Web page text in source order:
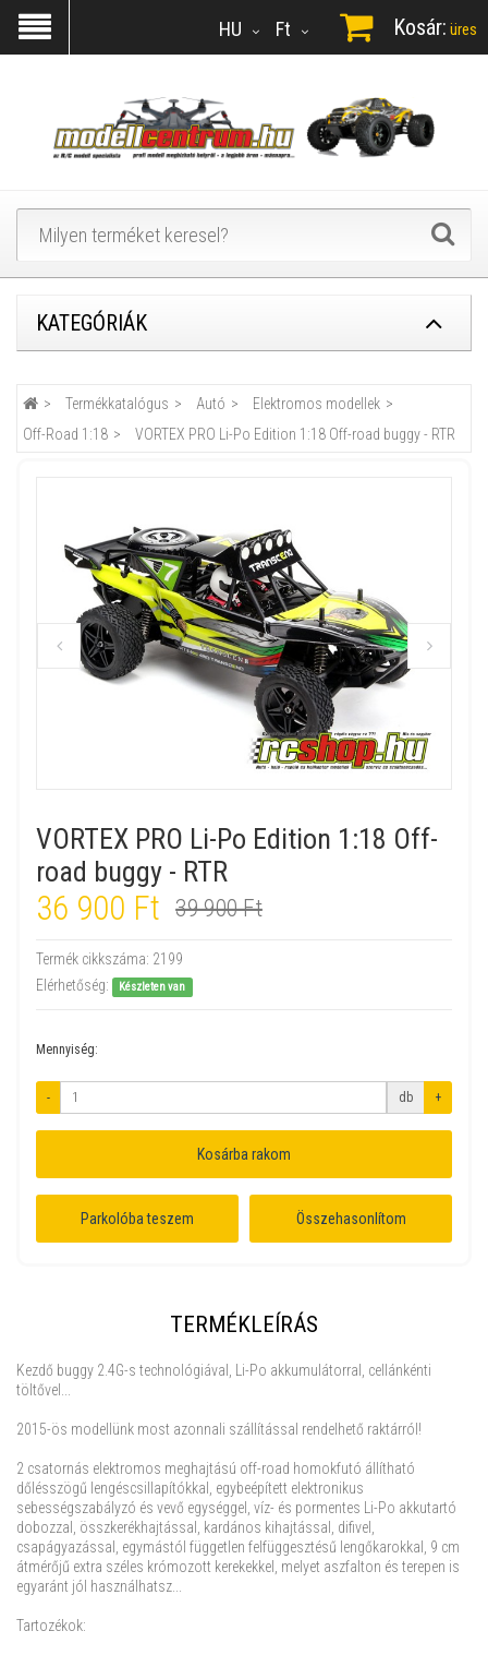
Ft
HU Kosár: üres
KATEGÓRIÁK
Termékkatalógus Autó
Elektromos modellek
Off-Road 1:18
VORTEX PRO Li-Po Edition 1:18 Off-road buggy - RTR
VORTEX PRO Li-Po Edition 1:18 Off-
road buggy - RTR
36 900 Ft 39 900 Ft
Termék cikkszáma: 2199
Elérhetőség:
Készleten van
Mennyiség:
- db +
Kosárba rakom
Parkolóba teszem Összehasonlítom
TERMÉKLEÍRÁS
Kezdő buggy 2.4G-s technológiával, Li-Po akkumulátorral, cellánkénti
töltővel...
2015-ös modellünk most azonnali szállítással rendelhető raktárról!
2 csatornás elektromos meghajtású off-road homokfutó állítható
dőlésszögű lengéscsillapítókkal, egybeépített elektronikus
sebességszabályzó és vevő egységgel, víz- és pormentes Li-Po akkutartó
dobozzal, összkerékhajtással, kardános kihajtással, difivel,
csapágyazással, egymástól független felfüggesztésű lengőkarokkal, 9 cm
átmérőjű extra széles krómozott kerekekkel, melyet aszfalton és terepen is
egyaránt jól használhatsz...
Tartozékok: